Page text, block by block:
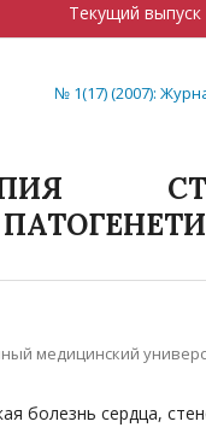
Текущий выпуск
№ 1(17) (2007):
медицинский
болезнь сердца,